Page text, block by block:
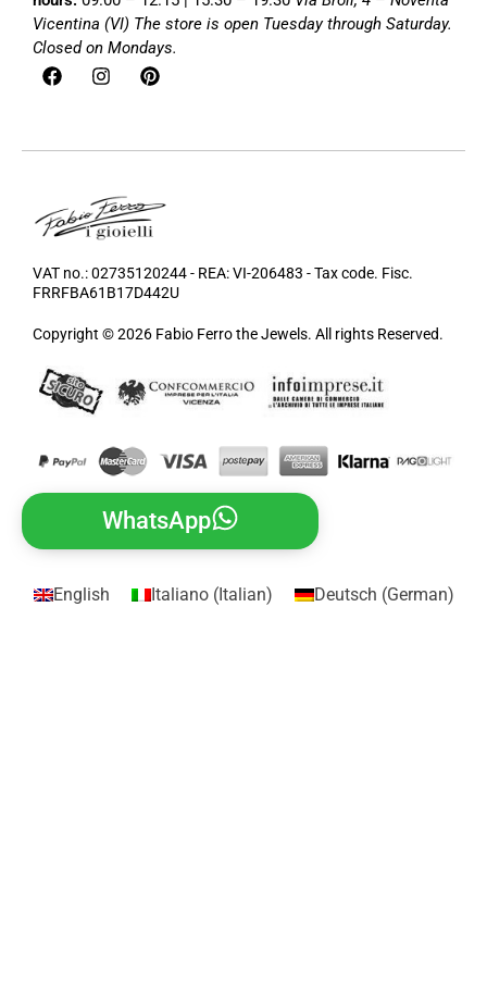
Vicentina (VI) The store is open Tuesday through Saturday.
Closed on Mondays.
VAT no.: 02735120244 - REA: VI-206483 - Tax code. Fisc.
FRRFBA61B17D442U
Copyright © 2026 Fabio Ferro the Jewels. All rights Reserved.
WhatsApp
English Italiano(Italian) Deutsch (German)